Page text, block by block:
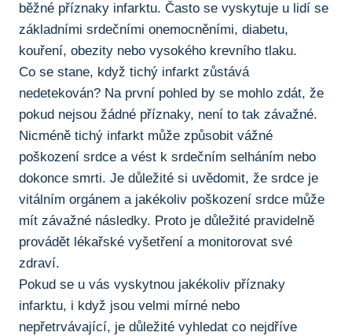
běžné příznaky infarktu. Často se vyskytuje u lidí se
základními srdečními onemocněními,‍ diabetu,
kouření, obezity nebo ⁣vysokého krevního tlaku.
Co se stane, když tichý infarkt ‌zůstává
nedetekován? Na první pohled by se ⁢mohlo zdát, že
pokud nejsou žádné příznaky, není to tak závažné.
Nicméně tichý infarkt může způsobit ⁤vážné
poškození srdce a vést k srdečním selháním nebo
dokonce smrti. Je důležité si uvědomit, že srdce je
vitálním ⁤orgánem a jakékoliv poškození srdce může
mít závažné následky. Proto je⁤ důležité ⁤pravidelně
provádět lékařské vyšetření a ⁤monitorovat své
zdraví.
Pokud se​ u vás vyskytnou jakékoliv příznaky
infarktu, i když jsou velmi mírné nebo
nepřetrvávající, je důležité vyhledat co nejdříve